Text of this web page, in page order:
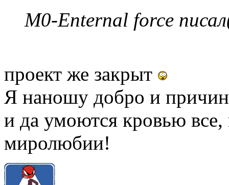
M0-Enternal force
проект же закрыт
Я наношу добро и
и да умоются кровью
миролюбии!